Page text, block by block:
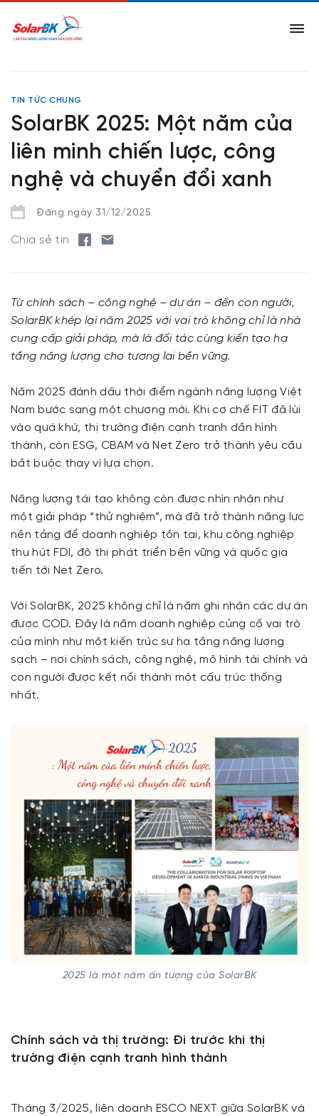
TIN TỨC CHUNG
SolarBK 2025: Một năm của
liên minh chiến lược, công
nghệ và chuyển đổi xanh
Đăng ngày 31/12/2025
Chia sẻ tin
Từ chính sách – công nghệ – dự án – đến con người,
SolarBK khép lại năm 2025 với vai trò không chỉ là nhà
cung cấp giải pháp, mà là đối tác cùng kiến tạo hạ
tầng năng lượng cho tương lai bền vững.
Năm 2025 đánh dấu thời điểm ngành năng lượng Việt
Nam bước sang một chương mới. Khi cơ chế FIT đã lùi
vào quá khứ, thị trường điện cạnh tranh dần hình
thành, còn ESG, CBAM và Net Zero trở thành yêu cầu
bắt buộc thay vì lựa chọn.
Năng lượng tái tạo không còn được nhìn nhận như
một giải pháp “thử nghiệm”, mà đã trở thành năng lực
nền tảng để doanh nghiệp tồn tại, khu công nghiệp
thu hút FDI, đô thị phát triển bền vững và quốc gia
tiến tới Net Zero.
Với SolarBK, 2025 không chỉ là năm ghi nhận các dự án
được COD. Đây là năm doanh nghiệp củng cố vai trò
của mình như một kiến trúc sư hạ tầng năng lượng
sạch – nơi chính sách, công nghệ, mô hình tài chính và
con người được kết nối thành một cấu trúc thống
nhất.
2025 là một năm ấn tượng của SolarBK
Chính sách và thị trường: Đi trước khi thị
trường điện cạnh tranh hình thành
Tháng 3/2025, liên doanh ESCO NEXT giữa SolarBK và